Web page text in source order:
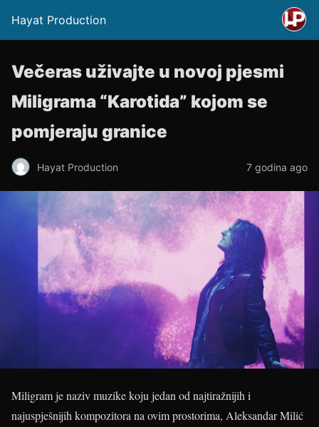
Hayat Production
Večeras uživajte u novoj pjesmi
Miligrama “Karotida” kojom se
pomjeraju granice
Hayat Production 7 godina ago
Miligram je naziv muzike koju jedan od najtiražnijih i
najuspješnijih kompozitora na ovim prostorima, Aleksandar Milić